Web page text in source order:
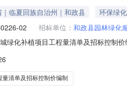
临夏回族自治州｜和政县
环保绿化
02 招标单位： 和政县园林绿化
绿化补植项目工程量清单及招标控制
县2026年县城绿化补植项目工程量
量清单及招标控制价编制